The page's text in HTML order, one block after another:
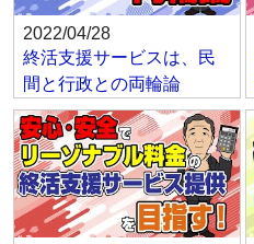
2022/04/28
終活支援サービスは、民
間と行政との両輪論